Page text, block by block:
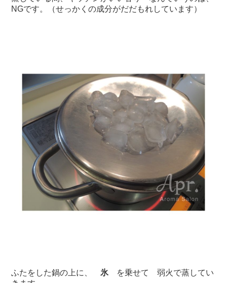
NGです。（せっかくの成分がだだもれしています）
ふたをした鍋の上に、 氷 を乗せて 弱火で蒸してい